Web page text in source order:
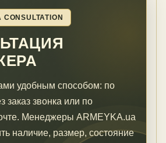
удобным способом: по
заказ звонка или по
Менеджеры ARMEYKA.ua
наличие, размер, состояние